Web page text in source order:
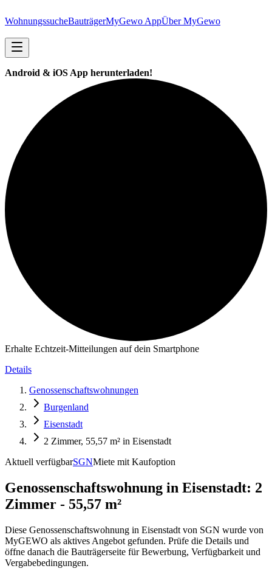
WohnungssucheBauträgerMyGewo AppÜber MyGewo
Android & iOS App herunterladen!
Erhalte Echtzeit-Mitteilungen auf dein Smartphone
Details
Genossenschaftswohnungen
Burgenland
Eisenstadt
2 Zimmer, 55,57 m² in Eisenstadt
Aktuell verfügbarSGNMiete mit Kaufoption
Genossenschaftswohnung in Eisenstadt: 2
Zimmer - 55,57 m²
Diese Genossenschaftswohnung in Eisenstadt von SGN wurde von
MyGEWO als aktives Angebot gefunden. Prüfe die Details und
öffne danach die Bauträgerseite für Bewerbung, Verfügbarkeit und
Vergabebedingungen.